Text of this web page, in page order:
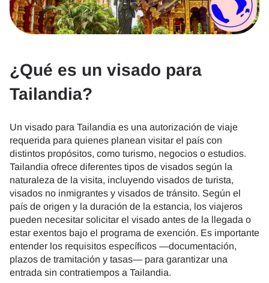
¿Qué es un visado para
Tailandia?
Un visado para Tailandia es una autorización de viaje
requerida para quienes planean visitar el país con
distintos propósitos, como turismo, negocios o estudios.
Tailandia ofrece diferentes tipos de visados según la
naturaleza de la visita, incluyendo visados de turista,
visados no inmigrantes y visados de tránsito. Según el
país de origen y la duración de la estancia, los viajeros
pueden necesitar solicitar el visado antes de la llegada o
estar exentos bajo el programa de exención. Es importante
entender los requisitos específicos —documentación,
plazos de tramitación y tasas— para garantizar una
entrada sin contratiempos a Tailandia.